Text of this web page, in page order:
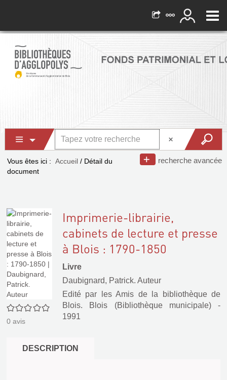
recherche avancée
Vous êtes ici : Accueil / Détail du
document
0/5
0 avis
Imprimerie-librairie,
cabinets de lecture et presse
à Blois : 1790-1850
Livre
Daubignard, Patrick. Auteur
Edité par
les Amis de la bibliothèque de
Blois. Blois (Bibliothèque municipale)-
1991
DESCRIPTION